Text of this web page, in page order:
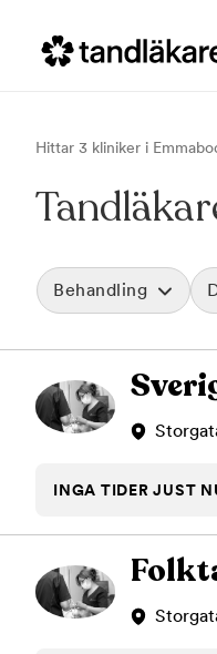
Hittar 3 kliniker i
Behandling
Vid värk,
Grundlig
Tandblekning
Rensa
INGA TIDER JUST